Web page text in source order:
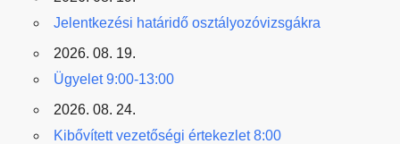
Jelentkezési határidő osztályozóvizsgákra
2026. 08. 19.
Ügyelet 9:00-13:00
2026. 08. 24.
Kibővített vezetőségi értekezlet 8:00